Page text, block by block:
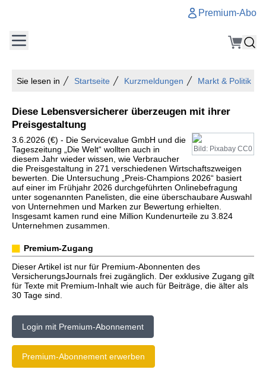
Premium-Abo
Sie lesen in Startseite Kurzmeldungen Markt & Politik
Diese Lebensversicherer überzeugen mit ihrer
Preisgestaltung
Bild: Pixabay CC0
3.6.2026 (€) - Die Servicevalue GmbH und die
Tageszeitung „Die Welt“ wollten auch in
diesem Jahr wieder wissen, wie Verbraucher
die Preisgestaltung in 271 verschiedenen Wirtschaftszweigen
bewerten. Die Untersuchung „Preis-Champions 2026“ basiert
auf einer im Frühjahr 2026 durchgeführten Onlinebefragung
unter sogenannten Panelisten, die eine überschaubare Auswahl
von Unternehmen und Marken zur Bewertung erhielten.
Insgesamt kamen rund eine Million Kundenurteile zu 3.824
Unternehmen zusammen.
Premium-Zugang
Dieser Artikel ist nur für Premium-Abonnenten des
VersicherungsJournals frei zugänglich. Der exklusive Zugang gilt
für Texte mit Premium-Inhalt wie auch für Beiträge, die älter als
30 Tage sind.
Login mit Premium-Abonnement
Premium-Abonnement erwerben